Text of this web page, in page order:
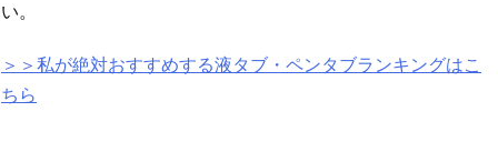
い。
＞＞私が絶対おすすめする液タブ・ペンタブランキングはこ
ちら